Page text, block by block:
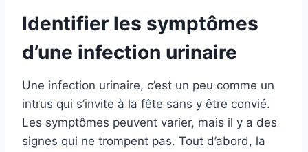
Identifier les symptômes
d’une infection urinaire
Une infection urinaire, c’est un peu comme un
intrus qui s’invite à la fête sans y être convié.
Les symptômes peuvent varier, mais il y a des
signes qui ne trompent pas. Tout d’abord, la